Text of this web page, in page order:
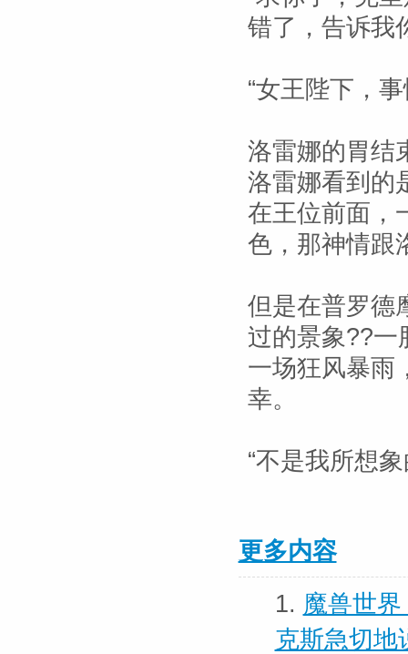
错了，告诉我
“女王陛下，
洛雷娜的胃结
洛雷娜看到的
在王位前面，
色，那神情跟
但是在普罗德
过的景象??一
一场狂风暴雨
幸。
“不是我所想
更多内容
1. 魔兽世
克斯急切地